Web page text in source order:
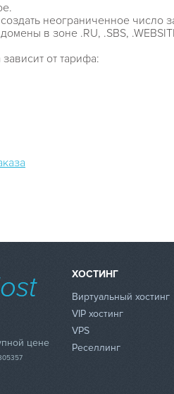
неограниченное число
в зоне .RU, .SBS,
от тарифа:
цене
ХОСТИНГ
Виртуальный хостинг
VIP хостинг
VPS
Реселлинг